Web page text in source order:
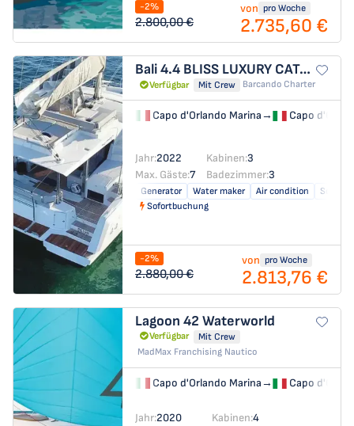
-2%
2.800,00 €
von pro Woche
2.735,60 €
Bali 4.4 BLISS LUXURY CATAMARAN
Verfügbar Mit Crew Barcando Charter
Capo d'Orlando Marina→ Capo
Jahr:2022 Kabinen:3
Max. Gäste:7 Badezimmer:3
Generator Water maker Air condition
Solar
Sofortbuchung
-2%
2.880,00 €
von pro Woche
2.813,76 €
Lagoon 42 Waterworld
Verfügbar
Mit Crew
MadMax Franchising Nautico
Capo d'Orlando Marina→ Capo
Jahr:2020 Kabinen:4